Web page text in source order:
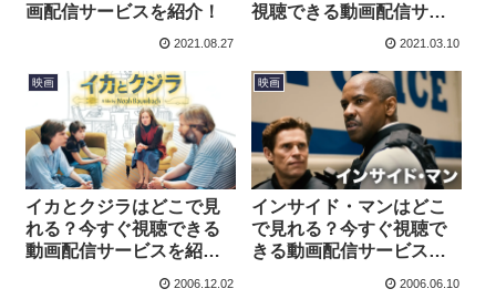
画配信サービスを紹介！
2021.08.27
視聴できる動画配信サー
2021.03.10
映画
イカとクジラはどこで見
れる？今すぐ視聴できる
動画配信サービスを紹
2006.12.02
映画
インサイド・マンはどこ
で見れる？今すぐ視聴で
きる動画配信サービスを
2006.06.10